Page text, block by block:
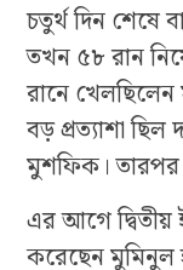
চতুর্থ দিন শেষে
তখন ৫৮ রান
রানে
বড় প্রত্যাশা
মুশফিক। তারপর
এর আগে
করেছেন মুমিনুল